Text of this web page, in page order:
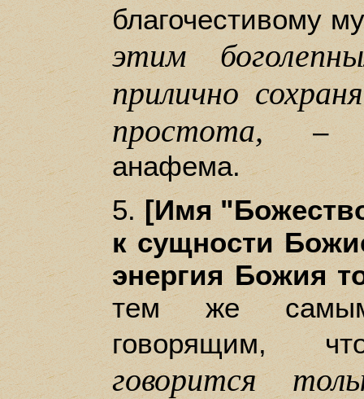
благочестивому
этим
прилично
простота,–
анафема.
5.[Имя
к сущности
энергия Божия
тем же
говорящим,
говорится